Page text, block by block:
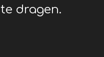
te dragen.